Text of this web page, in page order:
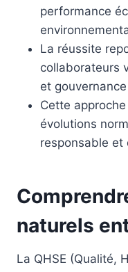
performance
La réussite
collaborateurs
et
Cette
évolutions
responsable et
naturels
La QHSE (Qualité,